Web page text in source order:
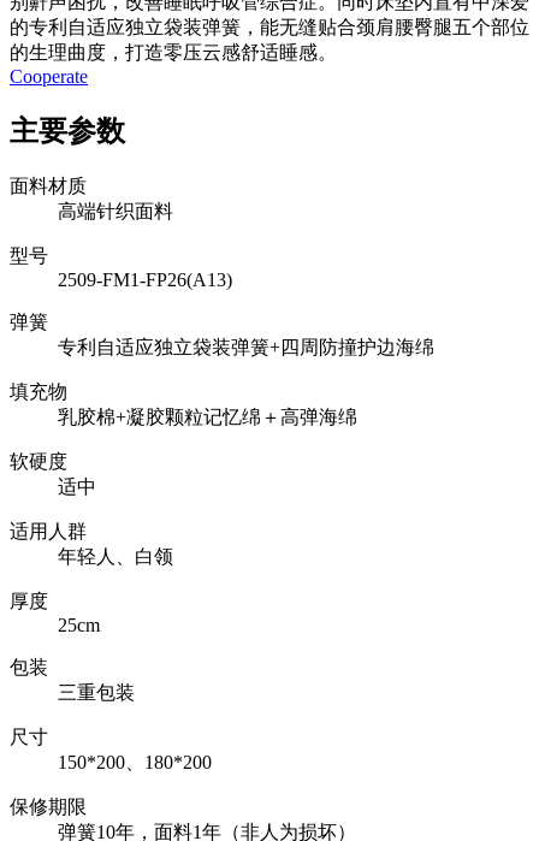
的专利自适应独立袋装弹簧，能无缝贴合颈肩腰臀腿五个部位
的生理曲度，打造零压云感舒适睡感。
Cooperate
主要参数
面料材质
高端针织面料
型号
2509-FM1-FP26(A13)
弹簧
专利自适应独立袋装弹簧+四周防撞护边海绵
填充物
乳胶棉+凝胶颗粒记忆绵＋高弹海绵
软硬度
适中
适用人群
年轻人、白领
厚度
25cm
包装
三重包装
尺寸
150*200、180*200
保修期限
弹簧10年，面料1年（非人为损坏）